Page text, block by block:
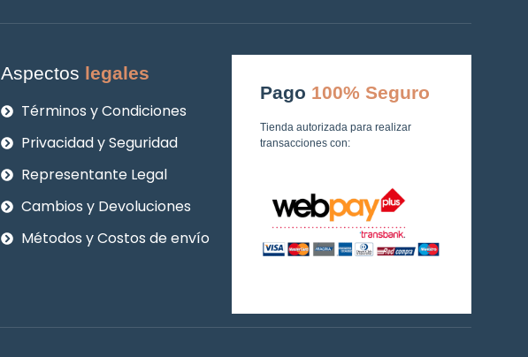
Aspectos legales
Términos y Condiciones
Privacidad y Seguridad
Representante Legal
Cambios y Devoluciones
Métodos y Costos de envío
Pago 100% Seguro
Tienda autorizada para realizar
transacciones con: